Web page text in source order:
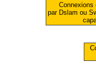
Connexions
par Dslam ou